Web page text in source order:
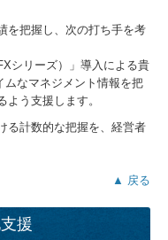
を把握し、次の打ち手を考
シリーズ）」導入による貴
ムなマネジメント情報を把
う支援します。
る計数的な把握を、経営者
▲ 戻る
援